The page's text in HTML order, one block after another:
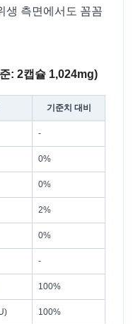
생 측면에서도 꼼꼼
: 2캡슐 1,024mg)
기준치 대비
-
0%
0%
2%
0%
-
100%
100%